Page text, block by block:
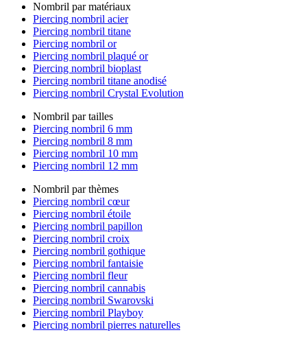
Nombril par matériaux
Piercing nombril acier
Piercing nombril titane
Piercing nombril or
Piercing nombril plaqué or
Piercing nombril bioplast
Piercing nombril titane anodisé
Piercing nombril Crystal Evolution
Nombril par tailles
Piercing nombril 6 mm
Piercing nombril 8 mm
Piercing nombril 10 mm
Piercing nombril 12 mm
Nombril par thèmes
Piercing nombril cœur
Piercing nombril étoile
Piercing nombril papillon
Piercing nombril croix
Piercing nombril gothique
Piercing nombril fantaisie
Piercing nombril fleur
Piercing nombril cannabis
Piercing nombril Swarovski
Piercing nombril Playboy
Piercing nombril pierres naturelles